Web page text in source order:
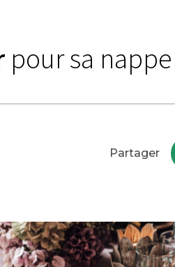
pour sa nappe
Partager